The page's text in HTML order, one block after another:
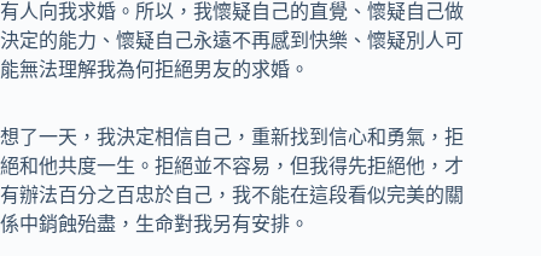
有人向我求婚。所以，我懷疑自己的直覺、懷疑自己做
決定的能力、懷疑自己永遠不再感到快樂、懷疑別人可
能無法理解我為何拒絕男友的求婚。
想了一天，我決定相信自己，重新找到信心和勇氣，拒
絕和他共度一生。拒絕並不容易，但我得先拒絕他，才
有辦法百分之百忠於自己，我不能在這段看似完美的關
係中銷蝕殆盡，生命對我另有安排。